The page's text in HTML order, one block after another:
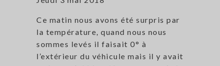
Ce matin nous avons été surpris par
la température, quand nous nous
sommes levés il faisait 0° à
l’extérieur du véhicule mais il y avait